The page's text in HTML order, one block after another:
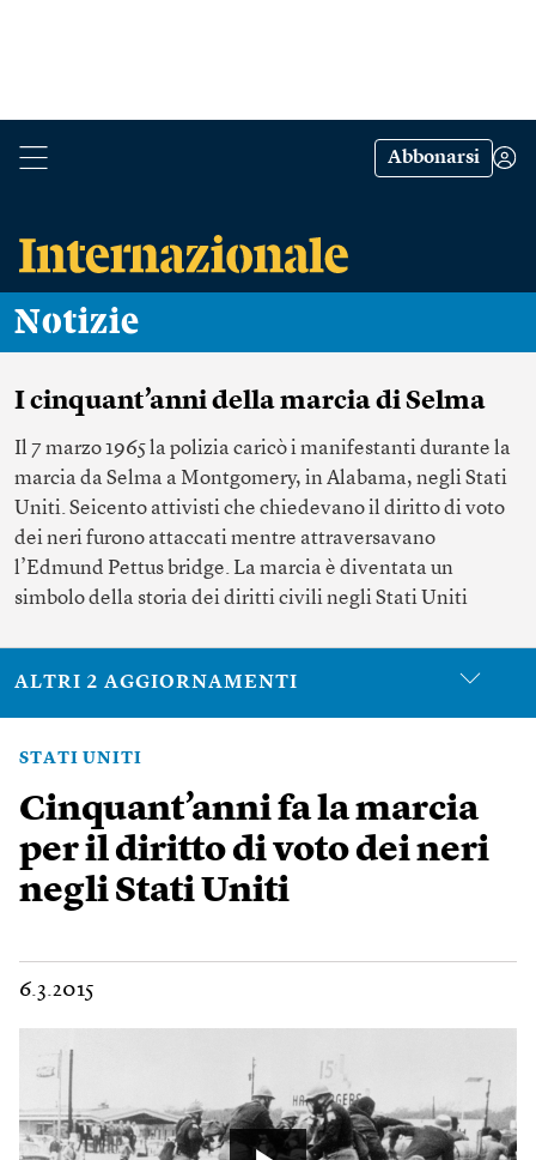
Abbonarsi
Notizie
I cinquant’anni della marcia di Selma
Il 7 marzo 1965 la polizia caricò i manifestanti durante la
marcia da Selma a Montgomery, in Alabama, negli Stati
Uniti. Seicento attivisti che chiedevano il diritto di voto
dei neri furono attaccati mentre attraversavano
l’Edmund Pettus bridge. La marcia è diventata un
simbolo della storia dei diritti civili negli Stati Uniti
ALTRI 2 AGGIORNAMENTI
STATI UNITI
Cinquant’anni fa la marcia
per il diritto di voto dei neri
negli Stati Uniti
6.3.2015